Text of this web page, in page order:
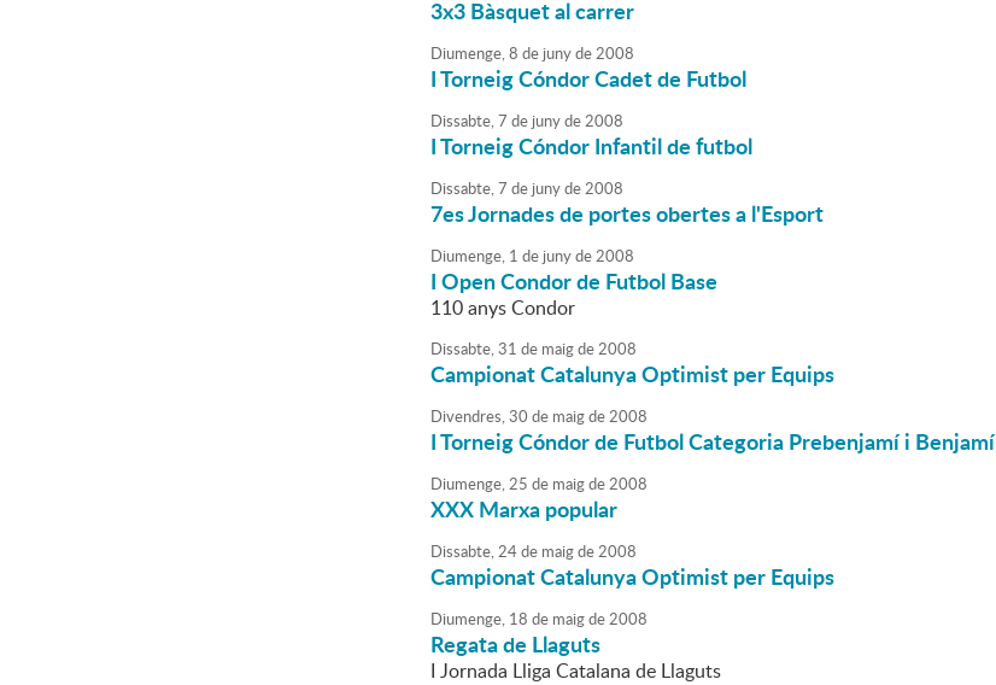
3x3 Bàsquet al carrer
Diumenge,8 de junyde2008
I Torneig Cóndor Cadet de Futbol
Dissabte,7 de junyde2008
I Torneig Cóndor Infantil de futbol
Dissabte,7 de junyde2008
7es Jornades de portes obertes a l'Esport
Diumenge, 1 de junyde2008
I Open Condor de Futbol Base
110 anys Condor
Dissabte,31 de maigde2008
Campionat Catalunya Optimist per Equips
Divendres,30 de maigde2008
I Torneig Cóndor de Futbol Categoria Prebenjamí i Benjamí
Diumenge,25 de maigde2008
XXX Marxa popular
Dissabte,24de maigde2008
Campionat Catalunya Optimist per Equips
Diumenge, 18 de maigde2008
Regata de Llaguts
I Jornada Lliga Catalana de Llaguts